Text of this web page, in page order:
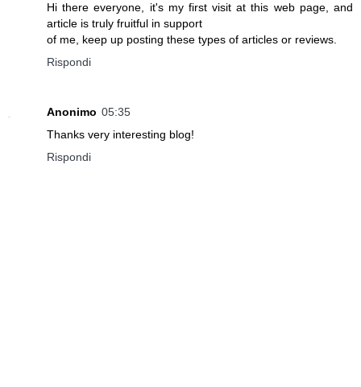
Hi there everyone, it's my first visit at this web page, and
article is truly fruitful in support
of me, keep up posting these types of articles or reviews.
Rispondi
Anonimo 05:35
Thanks very interesting blog!
Rispondi